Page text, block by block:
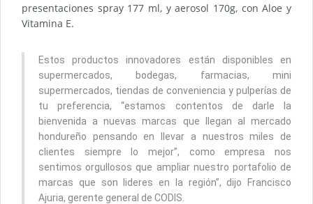
presentaciones spray 177 ml, y aerosol 170g, con Aloe y
Vitamina E.
Estos productos innovadores están disponibles en
supermercados, bodegas, farmacias, mini
supermercados, tiendas de conveniencia y pulperías de
tu preferencia, “estamos contentos de darle la
bienvenida a nuevas marcas que llegan al mercado
hondureño pensando en llevar a nuestros miles de
clientes siempre lo mejor”, como empresa nos
sentimos orgullosos que ampliar nuestro portafolio de
marcas que son lideres en la región”, dijo Francisco
Ajuria, gerente general de CODIS.